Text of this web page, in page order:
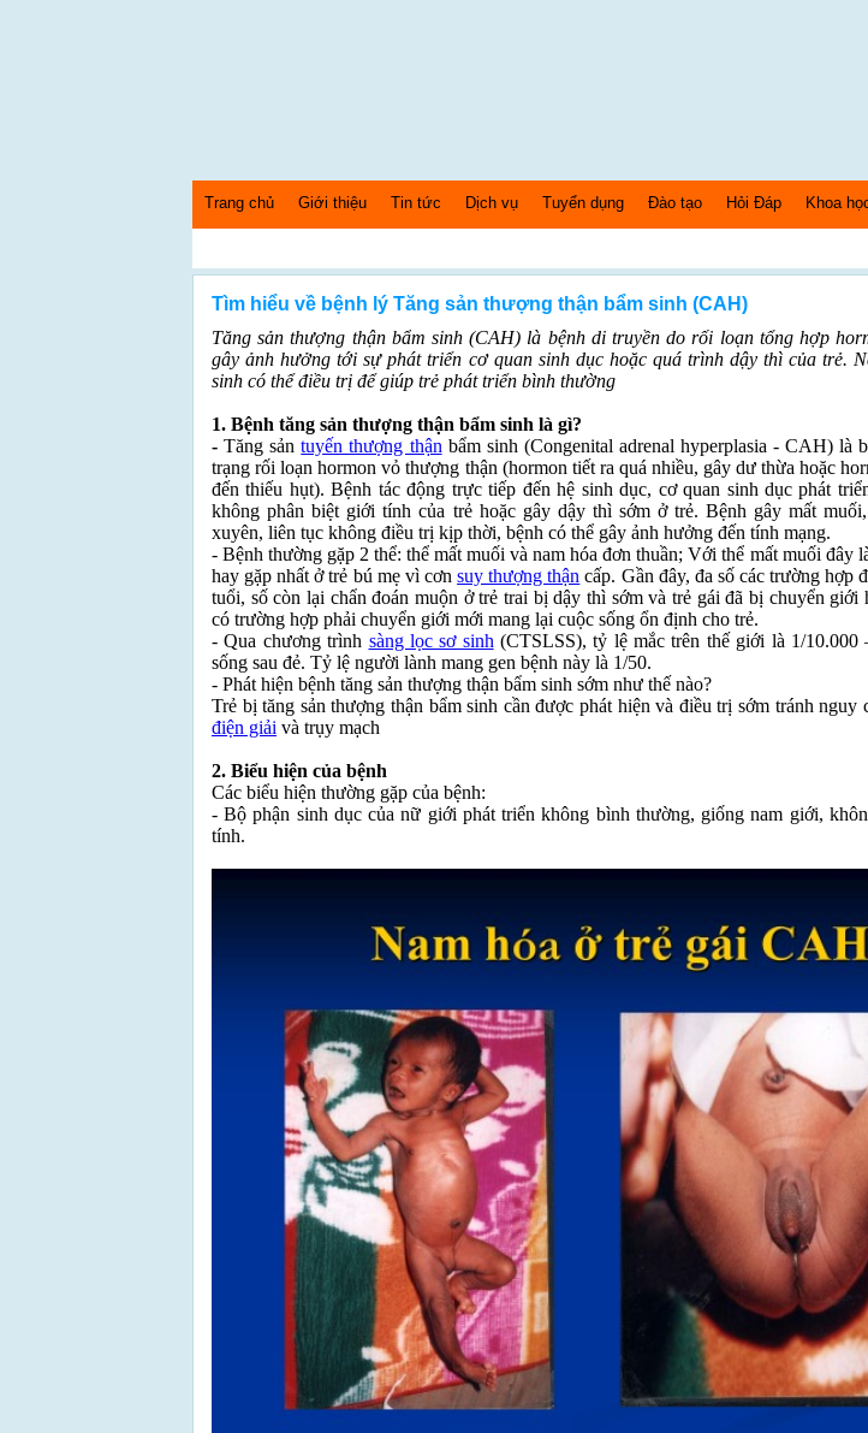
Trang chủ Giới thiệu Tin tức Dịch vụ Tuyển dụng Đào tạo Hỏi Đáp Khoa
Tìm hiểu về bệnh lý Tăng sản thượng thận bẩm sinh (CAH)
Tăng sản thượng thận bẩm sinh (CAH) là bệnh di truyền do rối loạn tổng hợp
gây ảnh hưởng tới sự phát triển cơ quan sinh dục hoặc quá trình dậy thì của trẻ.
sinh có thể điều trị để giúp trẻ phát triển bình thường
1. Bệnh tăng sản thượng thận bẩm sinh là gì?
-Tăng sảntuyến thượng thận bẩm sinh (Congenital adrenal hyperplasia - CAH) là
trạng rối loạn hormon vỏ thượng thận (hormon tiết ra quá nhiều, gây dư thừa hoặc
đến thiếu hụt). Bệnh tác động trực tiếp đến hệ sinh dục, cơ quan sinh dục phát
không phân biệt giới tính của trẻ hoặc gây dậy thì sớm ở trẻ. Bệnh gây mất
xuyên, liên tục không điều trị kịp thời, bệnh có thể gây ảnh hưởng đến tính mạng.
- Bệnh thường gặp 2 thể: thể mất muối và nam hóa đơn thuần; Với thể mất muối đây
hay gặp nhất ở trẻ bú mẹ vì cơnsuy thượng thận cấp. Gần đây, đa số các trường hợp
tuổi, số còn lại chẩn đoán muộn ở trẻ trai bị dậy thì sớm và trẻ gái đã bị chuyển giới
có trường hợp phải chuyển giới mới mang lại cuộc sống ổn định cho trẻ.
- Qua chương trình sàng lọc sơ sinh (CTSLSS), tỷ lệ mắc trên thế giới là 1/10.000
sống sau đẻ. Tỷ lệ người lành mang gen bệnh này là 1/50.
- Phát hiện bệnh tăng sản thượng thận bẩm sinh sớm như thế nào?
Trẻ bị tăng sản thượng thận bẩm sinh cần được phát hiện và điều trị sớm tránh
điện giải và trụy mạch
2. Biểu hiện của bệnh
Các biểu hiện thường gặp của bệnh:
- Bộ phận sinh dục của nữ giới phát triển không bình thường, giống nam giới,
tính.